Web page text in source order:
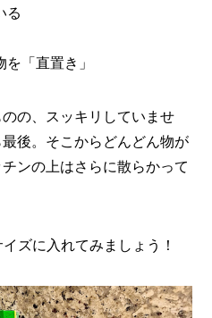
る
「直置き」
の、スッキリしていませ
後。そこからどんどん物が
ンの上はさらに散らかって
ズに入れてみましょう！